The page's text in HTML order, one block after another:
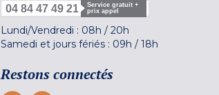
04 84 47 49 21
Service gratuit +
prix appel
Lundi/Vendredi : 08h / 20h
Samedi et jours fériés : 09h / 18h
Restons connectés